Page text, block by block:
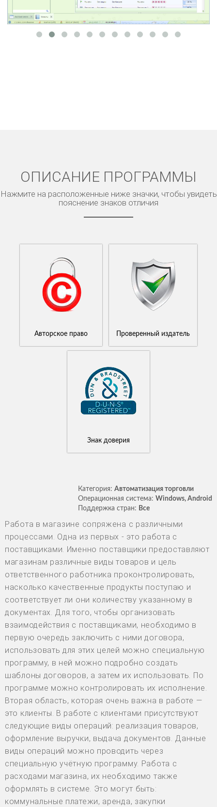
ОПИСАНИЕ ПРОГРАММЫ
Нажмите на расположенные ниже значки, чтобы увидеть
пояснение знаков отличия
Авторское право Проверенный издатель
Знак доверия
Категория: Автоматизация торговли
Операционная система: Windows, Android
Поддержка стран: Все
Работа в магазине сопряжена с различными
процессами. Одна из первых - это работа с
поставщиками. Именно поставщики предоставляют
магазинам различные виды товаров и цель
ответственного работника проконтролировать,
насколько качественные продукты поступаю и
соответствует ли они количеству указанному в
документах. Для того, чтобы организовать
взаимодействия с поставщиками, необходимо в
первую очередь заключить с ними договора,
использовать для этих целей можно специальную
программу, в ней можно подробно создать
шаблоны договоров, а затем их использовать. По
программе можно контролировать их исполнение.
Вторая область, которая очень важна в работе —
это клиенты. В работе с клиентами присутствуют
следующие виды операций: реализация товаров,
оформление выручки, выдача документов. Данные
виды операций можно проводить через
специальную учётную программу. Работа с
расходами магазина, их необходимо также
оформлять в системе. Это могут быть:
коммунальные платежи, аренда, закупки